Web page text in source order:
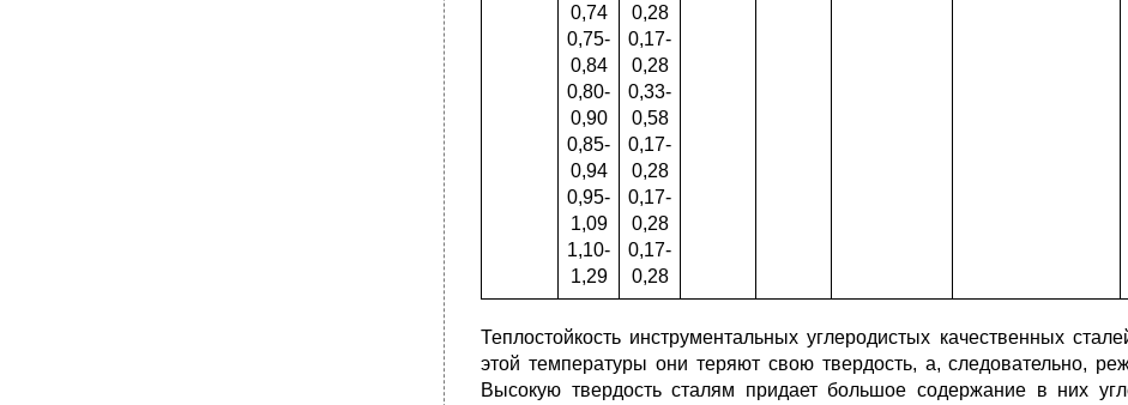
0,74
0,75-
0,84
0,80-
0,90
0,85-
0,94
0,95-
1,09
1,10-
1,29
0,28
0,17-
0,28
0,33-
0,58
0,17-
0,28
0,17-
0,28
0,17-
0,28
Теплостойкость инструментальных углеродистых качественных
этой температуры они теряют свою твердость, а, следовательно,
Высокую твердость сталям придает большое содержание в них